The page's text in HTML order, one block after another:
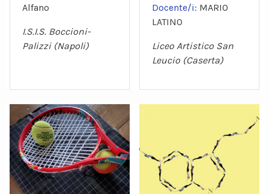
Alfano
I.S.I.S. Boccioni-
Palizzi (Napoli)
Docente/i: MARIO
LATINO
Liceo Artistico San
Leucio (Caserta)